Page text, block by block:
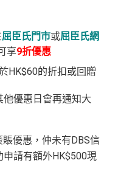
屈臣氏門市或屈臣氏網
享9折優惠
HK$60的折扣或回贈
優惠日會再通知大
優惠，仲未有DBS信
請有額外HK$500現